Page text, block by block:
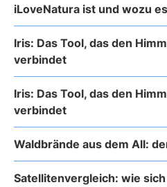
iLoveNatura ist und wozu
Iris: Das Tool, das den
verbindet
Iris: Das Tool, das den
verbindet
Waldbrände aus dem All:
Satellitenvergleich: wie